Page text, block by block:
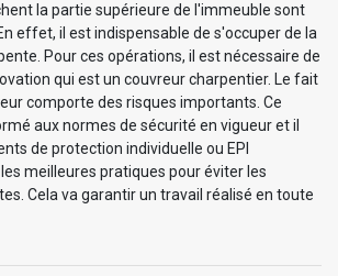
la partie supérieure de l'immeuble sont
effet, il est indispensable de s'occuper de la
Pour ces opérations, il est nécessaire de
qui est un couvreur charpentier. Le fait
comporte des risques importants. Ce
aux normes de sécurité en vigueur et il
de protection individuelle ou EPI
meilleures pratiques pour éviter les
Cela va garantir un travail réalisé en toute